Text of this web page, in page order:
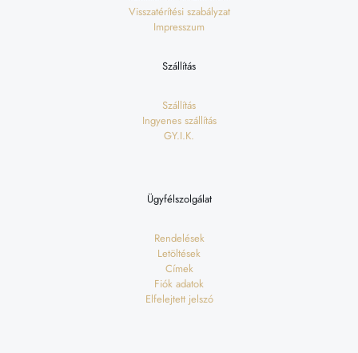
Visszatérítési szabályzat
Impresszum
Szállítás
Szállítás
Ingyenes szállítás
GY.I.K.
Ügyfélszolgálat
Rendelések
Letöltések
Címek
Fiók adatok
Elfelejtett jelszó